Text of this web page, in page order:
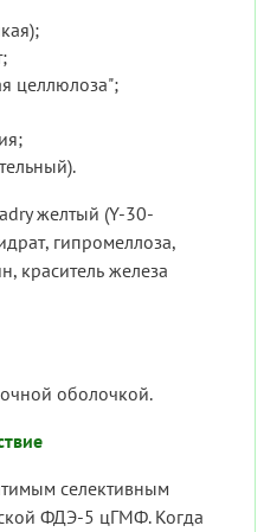
целлюлоза";
желтый (Y-30-
гипромеллоза,
краситель железа
оболочкой.
селективным
ФДЭ-5 цГМФ. Когда